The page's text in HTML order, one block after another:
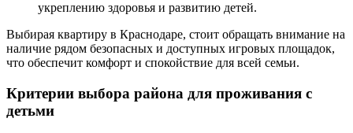
укреплению здоровья и развитию детей.
Выбирая квартиру в Краснодаре, стоит обращать внимание на
наличие рядом безопасных и доступных игровых площадок,
что обеспечит комфорт и спокойствие для всей семьи.
Критерии выбора района для проживания с
детьми